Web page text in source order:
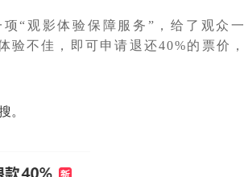
“观影体验保障服务”，给了观众一
不佳，即可申请退还40%的票价，
。